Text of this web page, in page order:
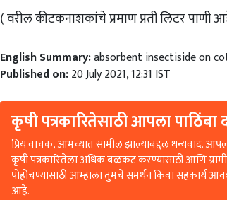
( वरील कीटकनाशकांचे प्रमाण प्रती लिटर पाणी
English Summary: absorbent insectiside on
Published on: 20 July 2021, 12:31 IST
कृषी पत्रकारितेसाठी आपला पाठिंबा
प्रिय वाचक, आमच्यात सामील झाल्याबद्दल धन्यवाद.
कृषी पत्रकारितेला अधिक बळकट करण्यासाठी आणि
पोहोचण्यासाठी आम्हाला तुमचे समर्थन किंवा सहकार्य
आहे.